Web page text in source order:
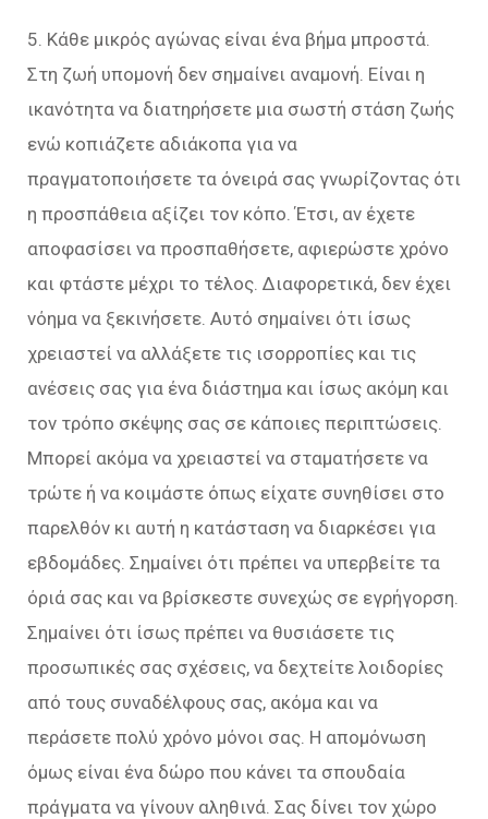
5. Κάθε μικρός αγώνας είναι ένα βήμα μπροστά.
Στη ζωή υπομονή δεν σημαίνει αναμονή. Είναι η
ικανότητα να διατηρήσετε μια σωστή στάση ζωής
ενώ κοπιάζετε αδιάκοπα για να
πραγματοποιήσετε τα όνειρά σας γνωρίζοντας ότι
η προσπάθεια αξίζει τον κόπο. Έτσι, αν έχετε
αποφασίσει να προσπαθήσετε, αφιερώστε χρόνο
και φτάστε μέχρι το τέλος. Διαφορετικά, δεν έχει
νόημα να ξεκινήσετε. Αυτό σημαίνει ότι ίσως
χρειαστεί να αλλάξετε τις ισορροπίες και τις
ανέσεις σας για ένα διάστημα και ίσως ακόμη και
τον τρόπο σκέψης σας σε κάποιες περιπτώσεις.
Μπορεί ακόμα να χρειαστεί να σταματήσετε να
τρώτε ή να κοιμάστε όπως είχατε συνηθίσει στο
παρελθόν κι αυτή η κατάσταση να διαρκέσει για
εβδομάδες. Σημαίνει ότι πρέπει να υπερβείτε τα
όριά σας και να βρίσκεστε συνεχώς σε εγρήγορση.
Σημαίνει ότι ίσως πρέπει να θυσιάσετε τις
προσωπικές σας σχέσεις, να δεχτείτε λοιδορίες
από τους συναδέλφους σας, ακόμα και να
περάσετε πολύ χρόνο μόνοι σας. Η απομόνωση
όμως είναι ένα δώρο που κάνει τα σπουδαία
πράγματα να γίνουν αληθινά. Σας δίνει τον χώρο